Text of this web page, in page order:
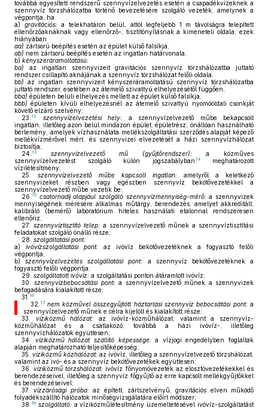
továbbá egyesített rendszerű szennyvízelvezetés esetén a csapadékvizeknek a
szennyvíz törzshálózatba történő bevezetésére szolgáló vezeték, amelynek a
végpontja, ha
a)
gravitációs:a telekhatáron belül, attól legfeljebb 1 m távolságra telepített
ellenőrzőaknáknak vagy ellenőrző-, tisztítónyílásnak a kimeneteli oldala, ezek
hiányában
aa) zártsorú beépítés esetén az épület külső falsíkja,
ab) nem zártsorú beépítés esetén az ingatlan határvonala,
b) kényszeráramoltatású:
ba) az ingatlan szennyvizeit gravitációs szennyvíz törzshálózatba juttató
rendszer csillapító aknájának a szennyvíz törzshálózat felőli oldala,
bb) az ingatlan szennyvizeit kényszeráramoltatású szennyvíz törzshálózatba
juttató rendszer, esetében az átemelő szivattyú elhelyezésétől függően,
bba) épületen belüli elhelyezés mellett az épület külső falsíkja,
bbb) épületen kívüli elhelyezésnél az átemelő szivattyú nyomóoldali csonkját
követő elzáró szelvény;
23. 12 szennyvízelvezetési hely: a szennyvízelvezető műbe bekapcsolt
ingatlan, illetőleg azon belül mindazon épület, épületrész, önállóan használható
bérlemény, amelyek vízhasználata mellékszolgáltatási szerződés alapját képező
mellékvízmérővel mért, és szennyvizei elvezetését a házi szennyvízhálózat
biztosítja;
24. 13 szennyvízelvezető mű (gyűjtőrendszer):a közműves
szennyvízelvezetést szolgáló külön jogszabályban 14meghatározott
vízilétesítmény;
25.
szennyvízelvezető műbe kapcsolt ingatlan: amelyről a keletkező
szennyvizeket részben vagy egészben szennyvíz bekötővezetékkel a
szennyvízelvezető műbe vezetik be;
26. 15 csatornadíj alapjául szolgáló szennyvízmennyiség-mérő:a szennyvizek
mennyiségének mérésére alkalmas műtárgy, berendezés, amelyet akkreditált,
kalibráló (bemérő) laboratórium hiteles használati etalonnal rendszeresen
ellenőriz;
27.
szennyvíztisztító telep: a szennyvízelvezető műnek a szennyvíztisztítási
feladatokat szolgáló önálló része;
28. szolgáltatási pont:
a)
ivóvízszolgáltatási pont: az ivóvíz bekötővezetéknek a fogyasztó felőli
végpontja,
b)
szennyvízelvezetés szolgáltatási pont: a szennyvíz bekötővezetéknek a
fogyasztó felőli végpontja;
29. szolgáltatott ivóvíz: a szolgáltatási ponton átáramlott ivóvíz;
30.
szennyvízbebocsátási pont:a szennyvízelvezető műnek a szennyvizek
befogadására kialakított része;
31. 16
32. 17 nem közművel összegyűjtött háztartási szennyvíz bebocsátási pont:a
szennyvízelvezető műnek e célra kijelölt és kialakított része;
33.
víziközmű hálózat: az ivóvíz-közműhálózat, valamint a szennyvíz-
közműhálózat és a csatlakozó, továbbá a házi ivóvíz-, illetőleg
szennyvízhálózatok együttesen;
34.
víziközmű hálózat szállító képessége:a vízjogi engedélyben foglaltak
alapján meghatározható teljesítőképesség;
35. víziközmű közhálózat: az ivóvíz, illetőleg a szennyvízelvezető törzshálózat,
valamint az ivó- és a szennyvíz bekötővezetékek együttesen;
36.
víziközmű törzshálózat: ivóvíz főnyomóvezeték az elosztóvezetékekkel és
berendezéseivel, illetőleg a szennyvíz főgyűjtő az erre kapcsolt mellékgyűjtőkkel
és berendezéseivel;
37.
vízzárósági próba:az épített, zártszelvényű, gravitációs elven működő
folyadékszállító hálózatok minőségvizsgálatára előírt módszer;
38. 18 szolgáltató:a víziközműlétesítmény üzemeltetésével ivóvíz-szolgáltatást